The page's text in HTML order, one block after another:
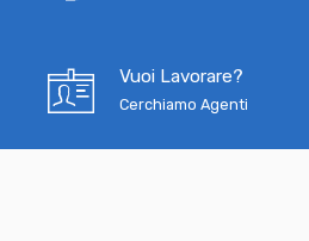
Vuoi Lavorare?
Cerchiamo Agenti